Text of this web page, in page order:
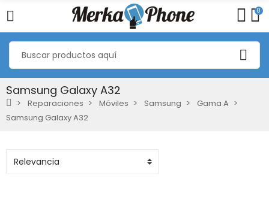
0
Samsung Galaxy A32
Reparaciones Móviles Samsung
Gama A
Samsung Galaxy A32